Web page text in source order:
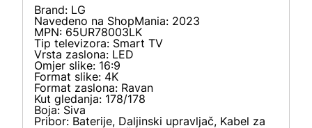
Brand: LG
Navedeno na ShopMania: 2023
MPN: 65UR78003LK
Tip televizora: Smart TV
Vrsta zaslona: LED
Omjer slike: 16:9
Format slike: 4K
Format zaslona: Ravan
Kut gledanja: 178/178
Boja: Siva
Pribor: Baterije, Daljinski upravljač, Kabel za